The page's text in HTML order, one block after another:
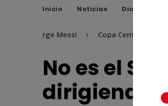
Inicio Noticias Diario Digital
Jorge Messi Copa Centroamericana
No es el
dirigiendo